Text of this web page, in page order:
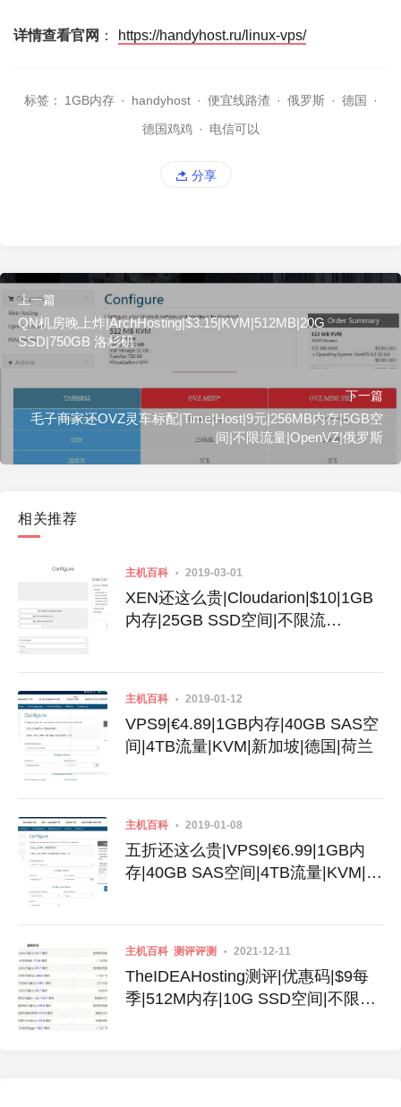
详情查看官网 ： https://handyhost.ru/linux-vps/
标签： 1GB内存 · handyhost · 便宜线路渣 · 俄罗斯 · 德国
·
德国鸡鸡 · 电信可以
分享
上一篇
QN机房晚上炸|ArchHosting|$3.15|KVM|512MB|20G
SSD|750GB 洛杉矶
下一篇
毛子商家还OVZ灵车标配|Time|Host|9元|256MB内存|5GB空
间|不限流量|OpenVZ|俄罗斯
相关推荐
主机百科 2019-03-01
XEN还这么贵|Cloudarion|$10|1GB
内存|25GB SSD空间|不限流
主机百科 2019-01-12
VPS9|€4.89|1GB内存|40GB SAS空
间|4TB流量|KVM|新加坡|德国|荷兰
主机百科 2019-01-08
五折还这么贵|VPS9|€6.99|1GB内
存|40GB SAS空间|4TB流量|KVM|新
主机百科 测评评测 2021-12-11
TheIDEAHosting测评|优惠码|$9每
季|512M内存|10G SSD空间|不限流